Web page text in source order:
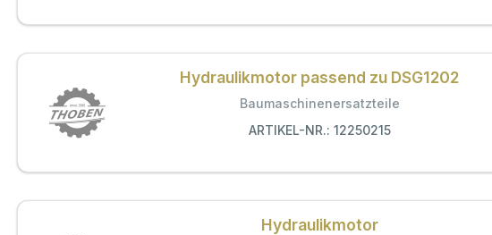
Hydraulikmotor passend zu DSG1202
Baumaschinenersatzteile
ARTIKEL-NR.: 12250215
Hydraulikmotor